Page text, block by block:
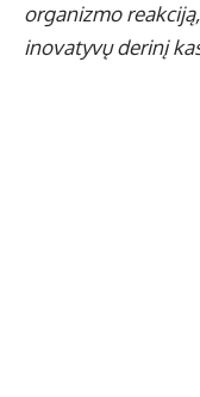
organizmo
inovatyvų derinį